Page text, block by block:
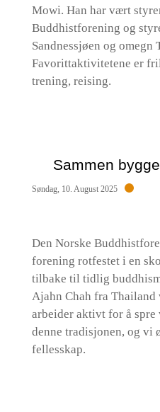
Mowi. Han har vært
Buddhistforening og
Sandnessjøen og omegn
Favorittaktivitetene er
trening, reising.
Sammen
Søndag, 10. August 2025
Den Norske
forening rotfestet i en
tilbake til tidlig
Ajahn Chah fra
arbeider aktivt for å spre
denne tradisjonen, og vi
fellesskap.